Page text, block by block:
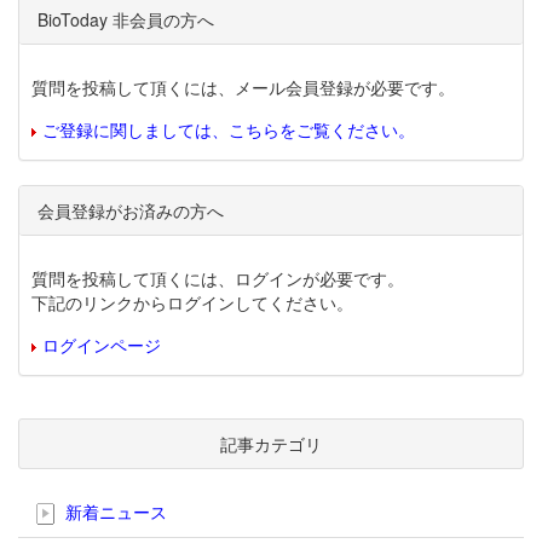
BioToday 非会員の方へ
質問を投稿して頂くには、メール会員登録が必要です。
ご登録に関しましては、こちらをご覧ください。
会員登録がお済みの方へ
質問を投稿して頂くには、ログインが必要です。
下記のリンクからログインしてください。
ログインページ
記事カテゴリ
新着ニュース